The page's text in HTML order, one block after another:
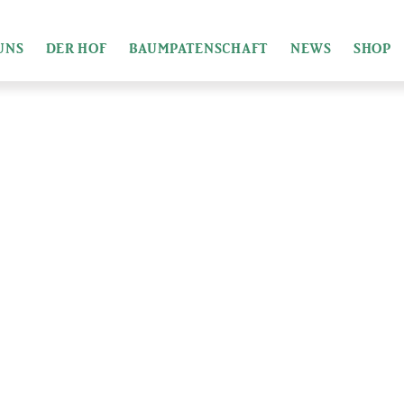
DER HOF BAUMPATENSCHAFT NEWS SHOP